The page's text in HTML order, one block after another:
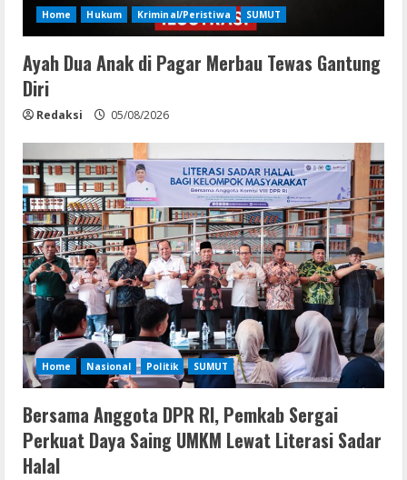
Home Hukum Kriminal/Peristiwa SUMUT
Ayah Dua Anak di Pagar Merbau Tewas Gantung
Diri
Redaksi 05/08/2026
Home Nasional Politik SUMUT
Bersama Anggota DPR RI, Pemkab Sergai
Perkuat Daya Saing UMKM Lewat Literasi Sadar
Halal